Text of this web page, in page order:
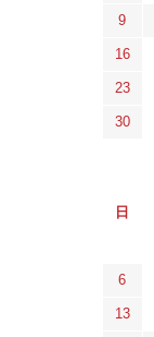
9
16
23
30
日
6
13